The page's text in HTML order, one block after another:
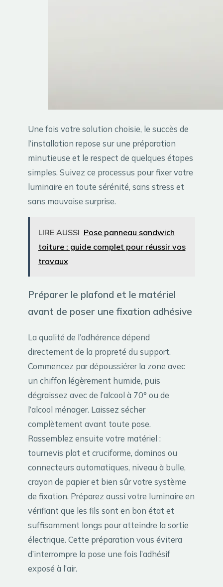
Une fois votre solution choisie, le succès de
l’installation repose sur une préparation
minutieuse et le respect de quelques étapes
simples. Suivez ce processus pour fixer votre
luminaire en toute sérénité, sans stress et
sans mauvaise surprise.
LIRE AUSSI Pose panneau sandwich
toiture : guide complet pour réussir vos
travaux
Préparer le plafond et le matériel
avant de poser une fixation adhésive
La qualité de l’adhérence dépend
directement de la propreté du support.
Commencez par dépoussiérer la zone avec
un chiffon légèrement humide, puis
dégraissez avec de l’alcool à 70° ou de
l’alcool ménager. Laissez sécher
complètement avant toute pose.
Rassemblez ensuite votre matériel :
tournevis plat et cruciforme, dominos ou
connecteurs automatiques, niveau à bulle,
crayon de papier et bien sûr votre système
de fixation. Préparez aussi votre luminaire en
vérifiant que les fils sont en bon état et
suffisamment longs pour atteindre la sortie
électrique. Cette préparation vous évitera
d’interrompre la pose une fois l’adhésif
exposé à l’air.